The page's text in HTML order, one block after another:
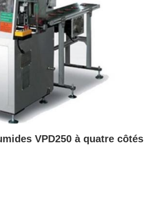
VPD250 à quatre côtés